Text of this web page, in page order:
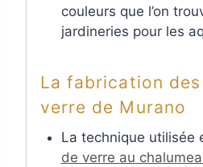
couleurs que l’on
jardineries pour les
La fabrication
verre de Murano
La technique utilisée
de verre au